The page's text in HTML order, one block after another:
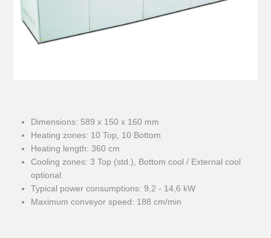
Dimensions: 589 x 150 x 160 mm
Heating zones: 10 Top, 10 Bottom
Heating length: 360 cm
Cooling zones: 3 Top (std.), Bottom cool / External cool
optional
Typical power consumptions: 9,2 - 14,6 kW
Maximum conveyor speed: 188 cm/min